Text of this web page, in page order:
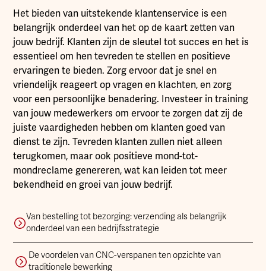
Het bieden van uitstekende klantenservice is een
belangrijk onderdeel van het op de kaart zetten van
jouw bedrijf. Klanten zijn de sleutel tot succes en het is
essentieel om hen tevreden te stellen en positieve
ervaringen te bieden. Zorg ervoor dat je snel en
vriendelijk reageert op vragen en klachten, en zorg
voor een persoonlijke benadering. Investeer in training
van jouw medewerkers om ervoor te zorgen dat zij de
juiste vaardigheden hebben om klanten goed van
dienst te zijn. Tevreden klanten zullen niet alleen
terugkomen, maar ook positieve mond-tot-
mondreclame genereren, wat kan leiden tot meer
bekendheid en groei van jouw bedrijf.
Van bestelling tot bezorging: verzending als belangrijk
onderdeel van een bedrijfsstrategie
De voordelen van CNC-verspanen ten opzichte van
traditionele bewerking